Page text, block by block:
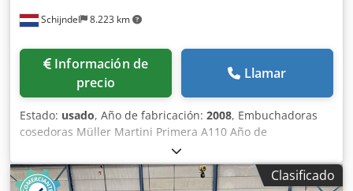
Schijndel 8.223 km
Información de
precio
Llamar
Estado: usado, Año de fabricación: 2008, Embuchadoras
cosedoras Müller Martini Primera A110 Año de
construcción: 2008 +/- 9.400 horas de producción
Operación / Control - Monitor a color con pantalla táctil
Alimentadores - Marcadoras horizontal: 6 x 1555 -Clasificado